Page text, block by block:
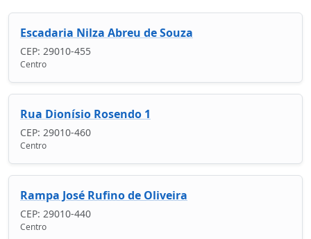
Escadaria Nilza Abreu de Souza
CEP: 29010-455
Centro
Rua Dionísio Rosendo 1
CEP: 29010-460
Centro
Rampa José Rufino de Oliveira
CEP: 29010-440
Centro